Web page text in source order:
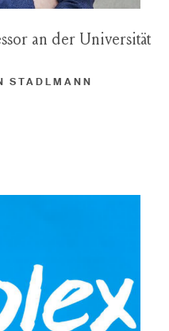
an der Universität
STADLMANN